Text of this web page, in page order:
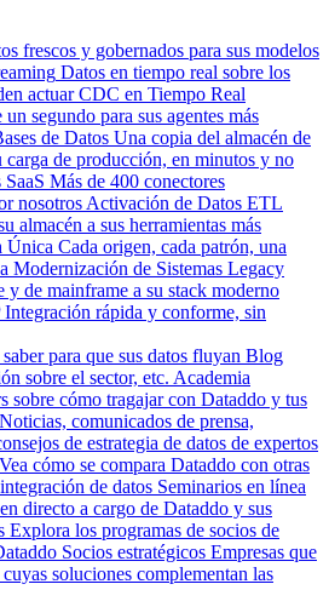
frescos y gobernados para sus modelos
Datos en tiempo real sobre los
actuar CDC en Tiempo Real
segundo para sus agentes más
de Datos Una copia del almacén de
carga de producción, en minutos y no
Más de 400 conectores
nosotros Activación de Datos ETL
almacén a sus herramientas más
Única Cada origen, cada patrón, una
Modernización de Sistemas Legacy
y de mainframe a su stack moderno
Integración rápida y conforme, sin
para que sus datos fluyan Blog
sobre el sector, etc. Academia
sobre cómo tragajar con Dataddo y tus
Noticias, comunicados de prensa,
de estrategia de datos de expertos
Vea cómo se compara Dataddo con otras
de datos Seminarios en línea
directo a cargo de Dataddo y sus
Explora los programas de socios de
Socios estratégicos Empresas que
soluciones complementan las